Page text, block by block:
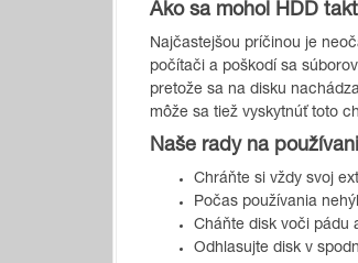
Ako sa mohol HDD
Najčastejšou príčinou je
počítači a poškodí sa
pretože sa na disku
môže sa tiež vyskytnúť toto
Naše rady na
Chráňte si vždy svoj
Počas používania
Cháňte disk voči pádu
Odhlasujte disk v